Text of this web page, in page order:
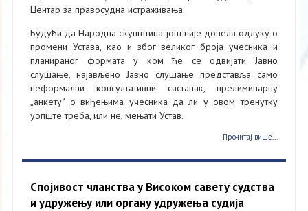
Центар за правосудна истраживања.
Будући да Народна скупштина још није донела одлуку о
промени Устава, као и због великог броја учесника и
планираног формата у ком ће се одвијати Јавно
слушање, најављено Јавно слушање представља само
неформални консултативни састанак, прелиминарну
„анкету“ о виђењима учесника да ли у овом тренутку
уопште треба, или не, мењати Устав.
Прочитај више...
Спојивост чланства у Високом савету судства
и удружењу или органу удружења судија